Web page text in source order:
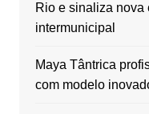
Rio e sinaliza nova
intermunicipal
Maya Tântrica
com modelo